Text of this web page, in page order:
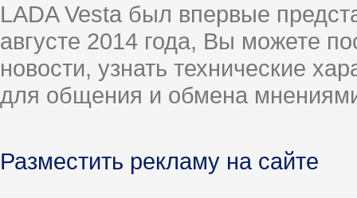
LADA Vesta был впервые
августе 2014 года, Вы можете
новости, узнать технические
для общения и обмена
Разместить рекламу на сайте